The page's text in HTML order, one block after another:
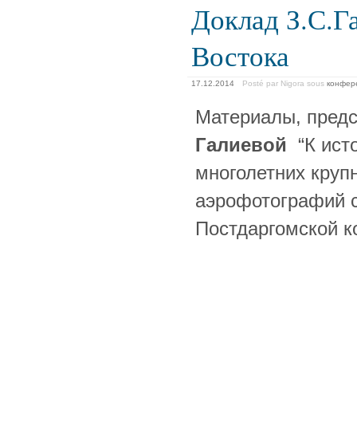
Доклад
Востока
17.12.2014 Posté par Nigora sous
Материалы,
Галиевой “К
многолетних
аэрофотографий
Постдаргомской